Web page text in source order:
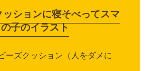
ッションに寝そべってスマ
子のイラスト
ーズクッション（人をダメに